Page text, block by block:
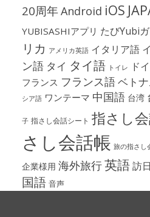
20周年Android iOS
YUBISASHIアプリ たびYubi
リカ アメリカ英語 イタリア語
ン語 タイ タイ語 トイレ ド
フランス フランス語ベト
シア語 ワンテーマ 中国語 台湾
子 指さし会話シート 指さし
さし会話帳 旅の指さし
企業様用 海外旅行英語訪
国語 音声